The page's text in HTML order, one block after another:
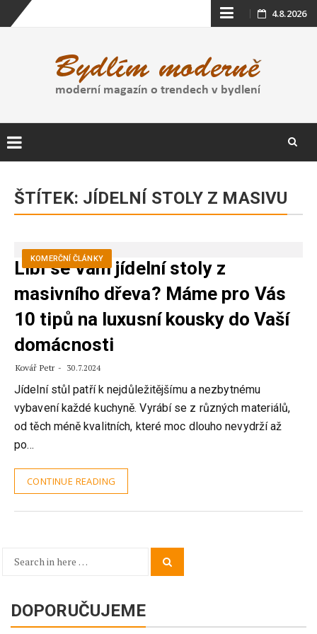
Skip
content
4.8.2026
contentŠTÍTEK: JÍDELNÍ STOLY Z MASIVU
KOMERČNÍ ČLÁNKY
Líbí se Vám jídelní stoly z
masivního dřeva? Máme pro Vás
10 tipů na luxusní kousky do Vaší
domácnosti
Kovář Petr 30.7.2024
Jídelní stůl patří k nejdůležitějšímu a nezbytnému
vybavení každé kuchyně. Vyrábí se z různých materiálů,
od těch méně kvalitních, které moc dlouho nevydrží až
po…
CONTINUE READING
Search
DOPORUČUJEME